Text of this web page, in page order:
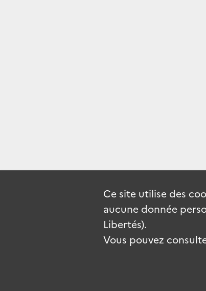
Ce site utilise des
aucune donnée
Libertés).
Vous pouvez